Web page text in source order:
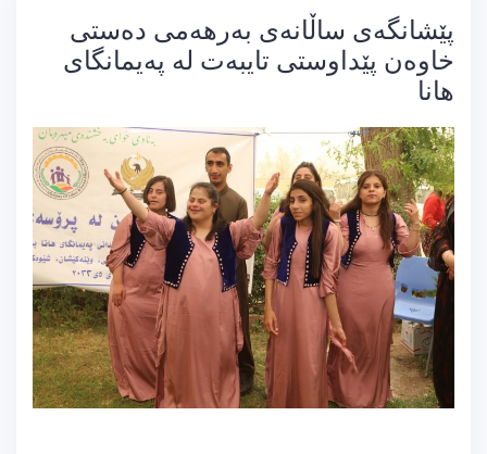
پێشانگەی ساڵانەی بەرهەمی دەستی
خاوەن پێداوستی تایبەت لە پەیمانگای
هانا